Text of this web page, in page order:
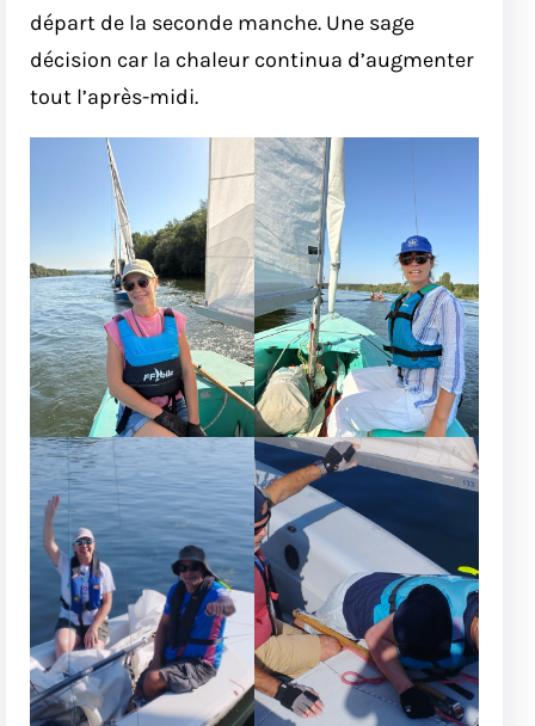
départ de la seconde manche. Une sage
décision car la chaleur continua d’augmenter
tout l’après-midi.